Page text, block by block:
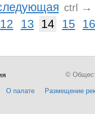
ctrl
→
12 13 14 15
О палате Размещение
©